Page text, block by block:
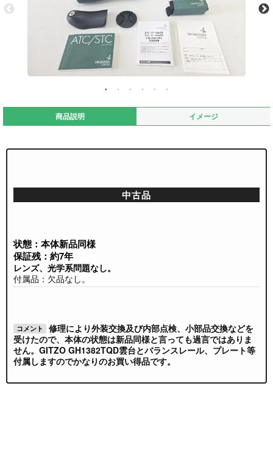
商品説明 イメージ
中古品
状態：本体新品同様
保証残：約7年
レンズ、光学系問題なし。
付属品：欠品なし。
コメント
修理により外装交換及び内部点検、小部品交換などを
受けたので、本体の状態は新品同様と言っても過言ではありま
せん。GITZO GH1382TQD雲台とバランスレール、プレート等
付属しますのでかなりのお買い得品です。